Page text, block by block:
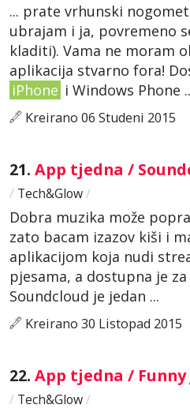
... prate vrhunski
ubrajam i ja, povremeno
kladiti). Vama ne moram
aplikacija stvarno fora!
iPhone i Windows Phone
Kreirano 06 Studeni 2015
21. App tjedna /
/ Tech&Glow/
Dobra muzika može
zato bacam izazov kiši i
aplikacijom koja nudi
pjesama, a dostupna je za
Soundcloud je jedan ...
Kreirano 30 Listopad 2015
22. App tjedna /
/ Tech&Glow/